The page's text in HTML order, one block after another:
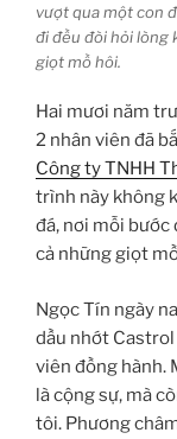
vượt qua một con
đi đều đòi hỏi lòng
giọt mồ hôi.
Hai mươi năm
2 nhân viên đã
Công ty TNHH
trình này không
đá, nơi mỗi bước
cả những giọt
Ngọc Tín ngày
dầu nhớt Castrol
viên đồng hành.
là cộng sự, mà
tôi. Phương